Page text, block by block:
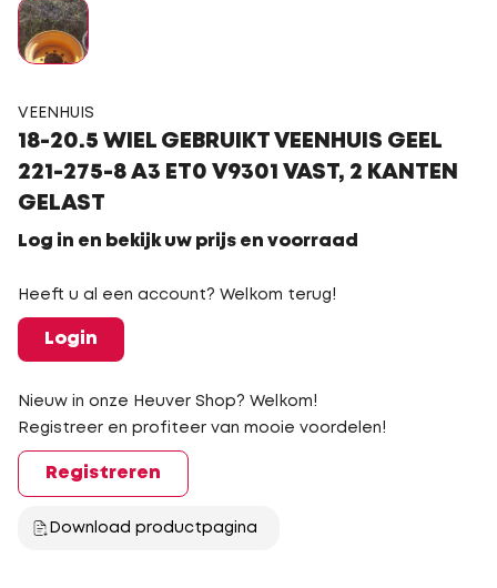
VEENHUIS
18-20.5 WIEL GEBRUIKT VEENHUIS GEEL
221-275-8 A3 ET0 V9301 VAST, 2 KANTEN
GELAST
Log in en bekijk uw prijs en voorraad
Heeft u al een account? Welkom terug!
Login
Nieuw in onze Heuver Shop? Welkom!
Registreer en profiteer van mooie voordelen!
Registreren
Download productpagina